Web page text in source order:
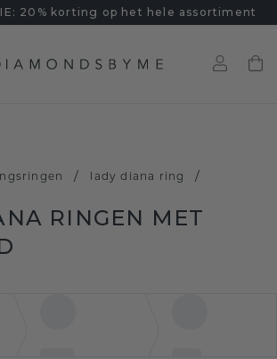
20% korting op het hele assortiment
/ lady diana ring /
RINGEN MET